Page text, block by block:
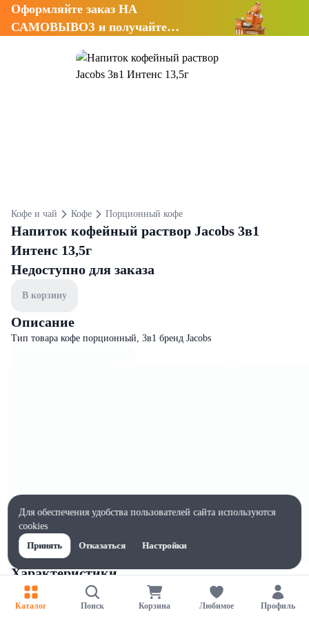
Оформляйте заказ НА
САМОВЫВОЗ и получайте
Кофе и чай Кофе Порционный кофе
Напиток кофейный раствор Jacobs 3в1
Интенс 13,5г
Недоступно для заказа
В корзину
Описание
Тип товара кофе порционный, 3в1 бренд Jacobs
Характеристики
Ширина, мм
35
Каталог Поиск Корзина Любимое Профиль
Для обеспечения удобства пользователей сайта используются
cookies
Принять
Отказаться Настройки